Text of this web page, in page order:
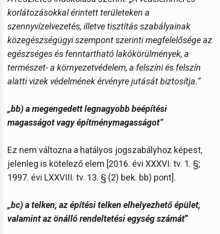
korlátozásokkal érintett területeken a
szennyvízelvezetés, illetve tisztítás szabályainak
közegészségügyi szempont szerinti megfelelősége az
egészséges és fenntartható lakókörülmények, a
természet- a környezetvédelem, a felszíni és felszín
alatti vizek védelmének érvényre jutását biztosítja.”
„bb)a megengedett legnagyobb beépítési
magasságot vagy építménymagasságot”
Ez nem változna a hatályos jogszabályhoz képest,
jelenleg is kötelező elem [2016. évi XXXVI. tv. 1. §;
1997. évi LXXVIII. tv. 13. § (2) bek. bb) pont].
„bc) a telken, az építési telken elhelyezhető épület,
valamint az önálló rendeltetési egység számát”